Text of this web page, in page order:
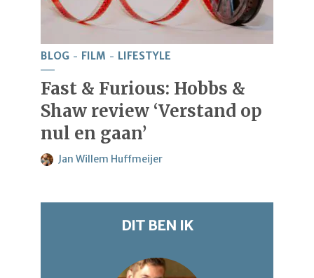
BLOG FILM LIFESTYLE
Fast & Furious: Hobbs &
Shaw review ‘Verstand op
nul en gaan’
Jan Willem Huffmeijer
DIT BEN IK